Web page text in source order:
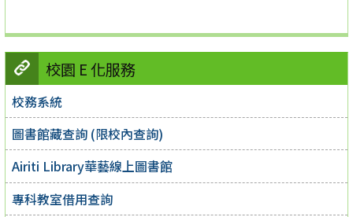
校園 E 化服務
校務系統
圖書館藏查詢 (限校內查詢)
Airiti Library華藝線上圖書館
專科教室借用查詢